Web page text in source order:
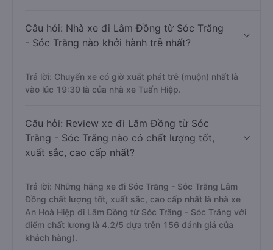
Câu hỏi: Nhà xe đi Lâm Đồng từ Sóc Trăng
- Sóc Trăng nào khởi hành trễ nhất?
Trả lời: Chuyến xe có giờ xuất phát trễ (muộn) nhất là
vào lúc 19:30 là của nhà xe Tuấn Hiệp.
Câu hỏi: Review xe đi Lâm Đồng từ Sóc
Trăng - Sóc Trăng nào có chất lượng tốt,
xuất sắc, cao cấp nhất?
Trả lời: Những hãng xe đi Sóc Trăng - Sóc Trăng Lâm
Đồng chất lượng tốt, xuất sắc, cao cấp nhất là nhà xe
An Hoà Hiệp đi Lâm Đồng từ Sóc Trăng - Sóc Trăng với
điểm chất lượng là 4.2/5 dựa trên 156 đánh giá của
khách hàng).